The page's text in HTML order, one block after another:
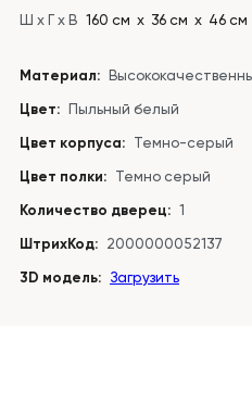
Ш x Г x В 160 см х 36 см х 46 см
Материал:
Цвет: Пыльный белый
Цвет корпуса: Темно-серый
Цвет полки: Темно серый
Количество дверец: 1
ШтрихКод: 2000000052137
3D модель: Загрузить